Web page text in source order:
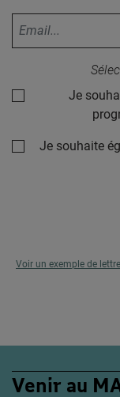
Je
Je souhaite
Voir un exemple de
Venir au